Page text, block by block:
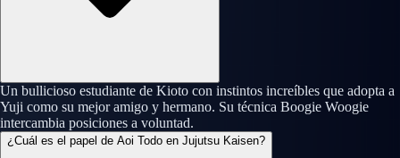
Un bullicioso estudiante de Kioto con instintos increíbles que adopta a
Yuji como su mejor amigo y hermano. Su técnica Boogie Woogie
intercambia posiciones a voluntad.
¿Cuál es el papel de Aoi Todo en Jujutsu Kaisen?